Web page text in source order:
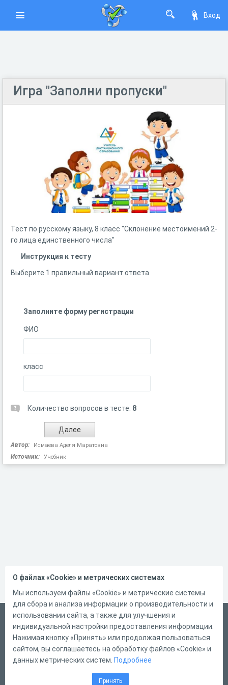
Вход
Игра "Заполни пропуски"
Тест по русскому языку, 8 класс "Склонение местоимений 2-
го лица единственного числа"
Инструкция к тесту
Выберите 1 правильный вариант ответа
Заполните форму регистрации
ФИО
класс
Количество вопросов в тесте: 8
Автор: Исмаева Аделя Маратовна
Источник: Учебник
Русский
Справка
Форма обратной связи
О файлах «Cookie» и метрических системах
Мы используем файлы «Cookie» и метрические системы
для сбора и анализа информации о производительности и
использовании сайта, а также для улучшения и
индивидуальной настройки предоставления информации.
Нажимая кнопку «Принять» или продолжая пользоваться
сайтом, вы соглашаетесь на обработку файлов «Cookie» и
данных метрических систем. Подробнее
Принять